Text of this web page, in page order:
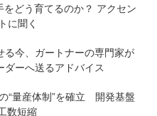
どう育てるのか？ アクセン
に聞く
今、ガートナーの専門家が
ーへ送るアドバイス
“量産体制”を確立 開発基盤
数短縮